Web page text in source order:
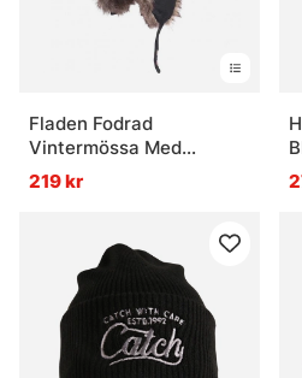
Fladen Fodrad
Vintermössa Med
Fuskpäls Svart
219 kr